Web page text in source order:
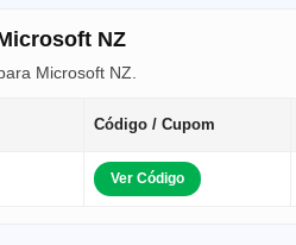
NZ
Microsoft NZ.
Código / Cupom
Ver Código